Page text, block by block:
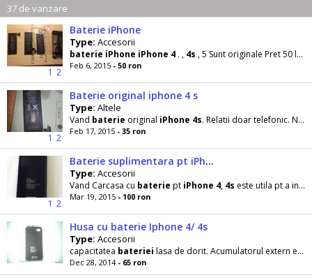
37 de vanzare
1 2
Baterie iPhone
Type: Accesorii
baterie iPhone iPhone 4 . , 4s , 5 Sunt originale Pret 50 lei bucata Raspund sms Sau email
Feb 6, 2015 - 50 ron
1 2
Baterie original iphone 4 s
Type: Altele
Vand baterie original iPhone 4s. Relatii doar telefonic. Nu trimiteti mesaje!
Feb 17, 2015 - 35 ron
1 2
Baterie suplimentara pt iPhone 4, 4s
Type: Accesorii
Vand Carcasa cu baterie pt iPhone 4, 4s este utila pt a incarca telefonul atunci cand nu mai
Mar 19, 2015 - 100 ron
Husa cu baterie Iphone 4/ 4s
Type: Accesorii
capacitatea bateriei lasa de dorit. Acumulatorul extern este solutia perfecta pentru telefon dubland practic
Dec 28, 2014 - 65 ron